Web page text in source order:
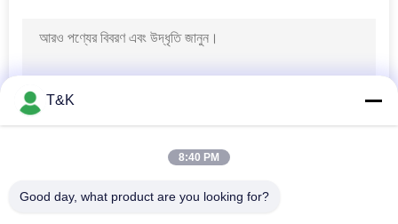
স্ট্রিং কর্ড আঁকুন
T&K
8:40 PM
Good day, what product are you looking for?